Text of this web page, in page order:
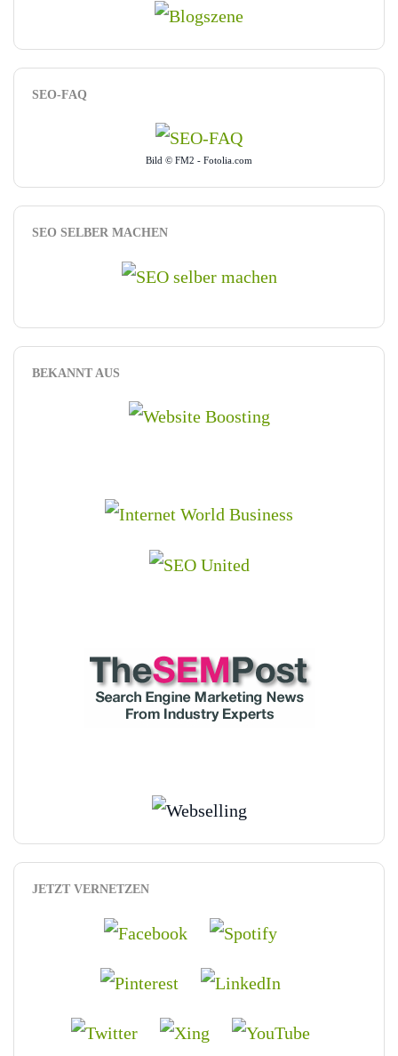
SEO-FAQ
Bild © FM2 - Fotolia.com
SEO SELBER MACHEN
BEKANNT AUS
JETZT VERNETZEN